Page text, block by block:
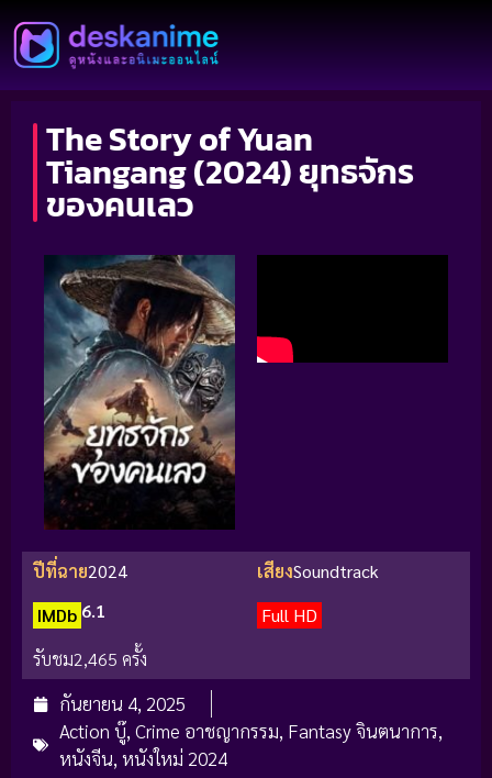
The Story of Yuan
Tiangang (2024) ยุทธจักร
ของคนเลว
ปีที่ฉาย2024 เสียงSoundtrack
IMDb 6.1
Full HD
รับชม2,465 ครั้ง
กันยายน 4, 2025
Action บู๊, Crime อาชญากรรม, Fantasy จินตนาการ,
หนังจีน, หนังใหม่ 2024